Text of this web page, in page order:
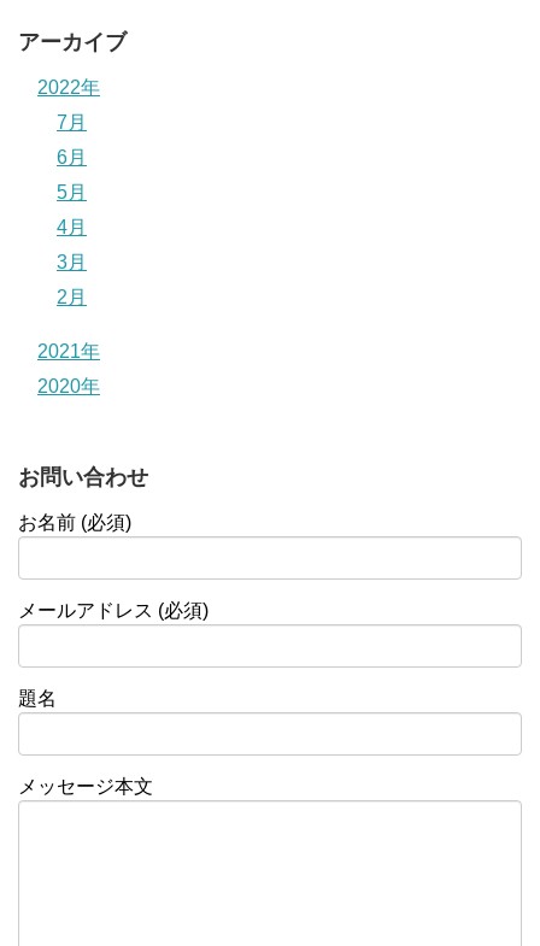
アーカイブ
2022年
7月
6月
5月
4月
3月
2月
2021年
2020年
お問い合わせ
お名前 (必須)
メールアドレス (必須)
題名
メッセージ本文